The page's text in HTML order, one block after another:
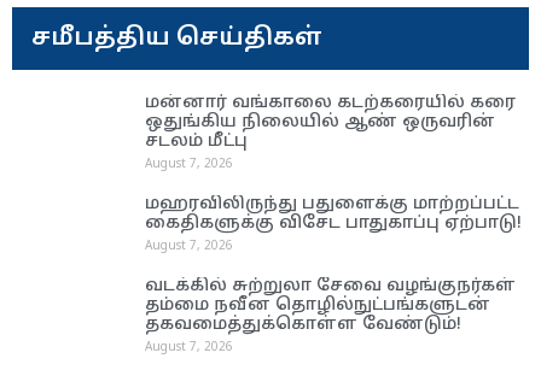
சமீபத்திய செய்திகள்
மன்னார் வங்காலை கடற்கரையில் கரை
ஒதுங்கிய நிலையில் ஆண் ஒருவரின்
சடலம் மீட்பு
August 7, 2026
மஹரவிலிருந்து பதுளைக்கு மாற்றப்பட்ட
கைதிகளுக்கு விசேட பாதுகாப்பு ஏற்பாடு!
August 7, 2026
வடக்கில் சுற்றுலா சேவை வழங்குநர்கள்
தம்மை நவீன தொழில்நுட்பங்களுடன்
தகவமைத்துக்கொள்ள வேண்டும்!
August 7, 2026